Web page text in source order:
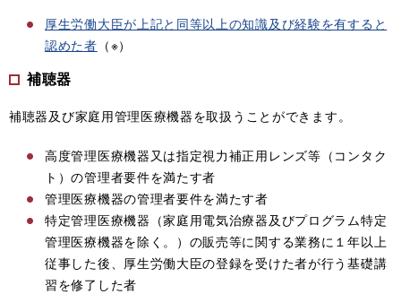
厚生労働大臣が上記と同等以上の知識及び経験を有すると
認めた者 （※）
補聴器
補聴器及び家庭用管理医療機器を取扱うことができます。
高度管理医療機器又は指定視力補正用レンズ等（コンタク
ト）の管理者要件を満たす者
管理医療機器の管理者要件を満たす者
特定管理医療機器（家庭用電気治療器及びプログラム特定
管理医療機器を除く。）の販売等に関する業務に１年以上
従事した後、厚生労働大臣の登録を受けた者が行う基礎講
習を修了した者